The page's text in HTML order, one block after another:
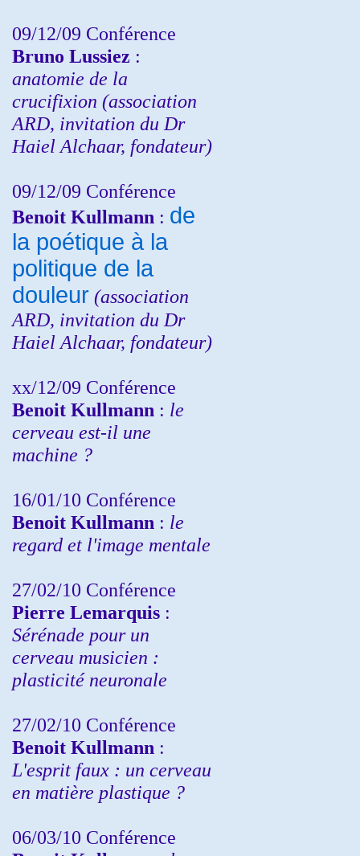
09/12/09 Conférence
Bruno Lussiez :
anatomie de la
crucifixion (association
ARD, invitation du Dr
Haiel Alchaar, fondateur)
09/12/09 Conférence
Benoit Kullmann : de
la poétique à la
politique de la
douleur (association
ARD, invitation du Dr
Haiel Alchaar, fondateur)
xx/12/09 Conférence
Benoit Kullmann : le
cerveau est-il une
machine ?
16/01/10 Conférence
Benoit Kullmann : le
regard et l'image mentale
27/02/10 Conférence
Pierre Lemarquis :
Sérénade pour un
cerveau musicien :
plasticité neuronale
27/02/10 Conférence
Benoit Kullmann :
L'esprit faux : un cerveau
en matière plastique ?
06/03/10 Conférence